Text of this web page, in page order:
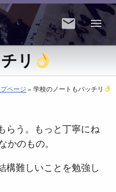
リ
プページ » 学校のノートもバッチリ
らう。もっと丁寧にね
かのもの。
構難しいことを勉強し